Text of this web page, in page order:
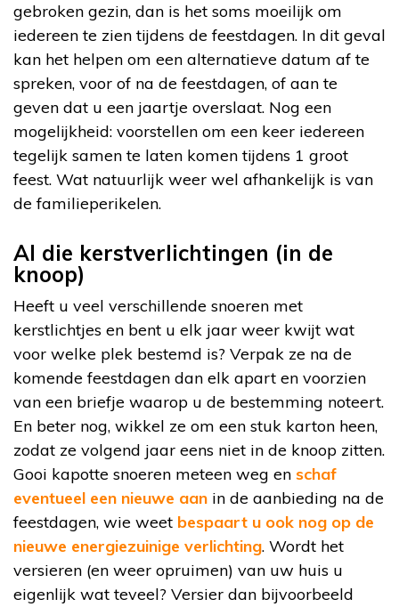
gebroken gezin, dan is het soms moeilijk om
iedereen te zien tijdens de feestdagen. In dit geval
kan het helpen om een alternatieve datum af te
spreken, voor of na de feestdagen, of aan te
geven dat u een jaartje overslaat. Nog een
mogelijkheid: voorstellen om een keer iedereen
tegelijk samen te laten komen tijdens 1 groot
feest. Wat natuurlijk weer wel afhankelijk is van
de familieperikelen.
Al die kerstverlichtingen (in de
knoop)
Heeft u veel verschillende snoeren met
kerstlichtjes en bent u elk jaar weer kwijt wat
voor welke plek bestemd is? Verpak ze na de
komende feestdagen dan elk apart en voorzien
van een briefje waarop u de bestemming noteert.
En beter nog, wikkel ze om een stuk karton heen,
zodat ze volgend jaar eens niet in de knoop zitten.
Gooi kapotte snoeren meteen weg en schaf
eventueel een nieuwe aan in de aanbieding na de
feestdagen, wie weet bespaart u ook nog op de
nieuwe energiezuinige verlichting. Wordt het
versieren (en weer opruimen) van uw huis u
eigenlijk wat teveel? Versier dan bijvoorbeeld